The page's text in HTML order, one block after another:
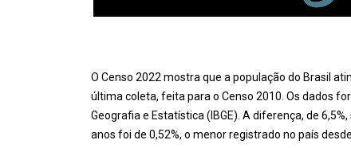
O Censo 2022 mostra que a população do Brasil
última coleta, feita para o Censo 2010. Os dados
Geografia e Estatística (IBGE). A diferença, de
anos foi de 0,52%, o menor registrado no país